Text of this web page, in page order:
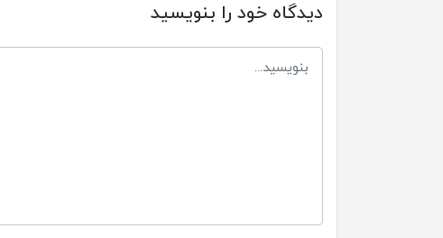
دیدگاه خود را بنویسید